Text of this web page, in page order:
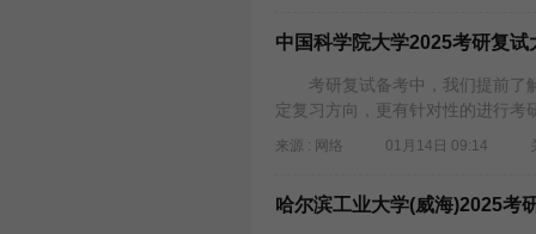
中国科学院大学2025考研复
考研复试备考中，我们提前了解
定复习方向，更有针对性的进行考
来源 : 网络 01月14日 09:14
哈尔滨工业大学(威海)2025考